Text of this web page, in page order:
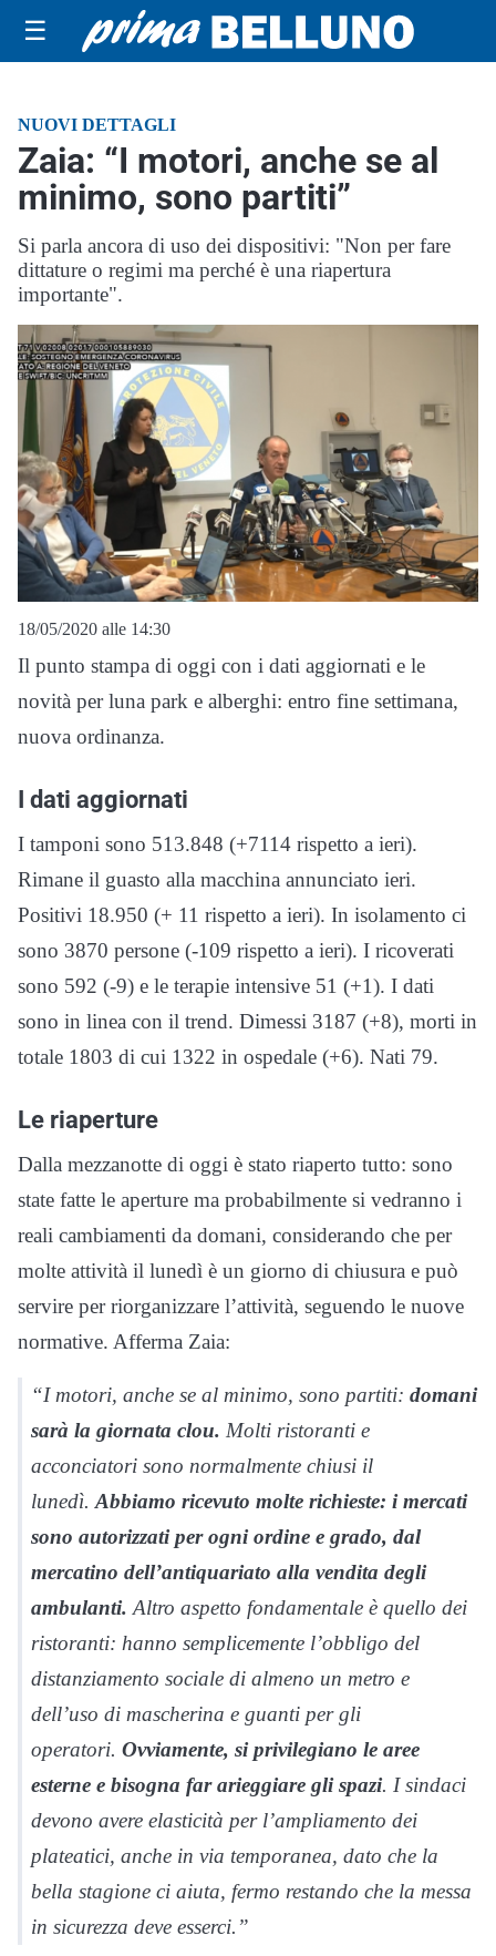
☰
NUOVI DETTAGLI
Zaia: “I motori, anche se al
minimo, sono partiti”
Si parla ancora di uso dei dispositivi: "Non per fare
dittature o regimi ma perché è una riapertura
importante".
18/05/2020 alle 14:30
Il punto stampa di oggi con i dati aggiornati e le
novità per luna park e alberghi: entro fine settimana,
nuova ordinanza.
I dati aggiornati
I tamponi sono 513.848 (+7114 rispetto a ieri).
Rimane il guasto alla macchina annunciato ieri.
Positivi 18.950 (+ 11 rispetto a ieri). In isolamento ci
sono 3870 persone (-109 rispetto a ieri). I ricoverati
sono 592 (-9) e le terapie intensive 51 (+1). I dati
sono in linea con il trend. Dimessi 3187 (+8), morti in
totale 1803 di cui 1322 in ospedale (+6). Nati 79.
Le riaperture
Dalla mezzanotte di oggi è stato riaperto tutto: sono
state fatte le aperture ma probabilmente si vedranno i
reali cambiamenti da domani, considerando che per
molte attività il lunedì è un giorno di chiusura e può
servire per riorganizzare l’attività, seguendo le nuove
normative. Afferma Zaia:
“I motori, anche se al minimo, sono partiti: domani
sarà la giornata clou. Molti ristoranti e
acconciatori sono normalmente chiusi il
lunedì. Abbiamo ricevuto molte richieste: i mercati
sono autorizzati per ogni ordine e grado, dal
mercatino dell’antiquariato alla vendita degli
ambulanti. Altro aspetto fondamentale è quello dei
ristoranti: hanno semplicemente l’obbligo del
distanziamento sociale di almeno un metro e
dell’uso di mascherina e guanti per gli
operatori. Ovviamente, si privilegiano le aree
esterne e bisogna far arieggiare gli spazi. I sindaci
devono avere elasticità per l’ampliamento dei
plateatici, anche in via temporanea, dato che la
bella stagione ci aiuta, fermo restando che la messa
in sicurezza deve esserci.”